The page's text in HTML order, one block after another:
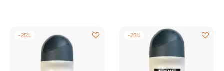
-25% -25%